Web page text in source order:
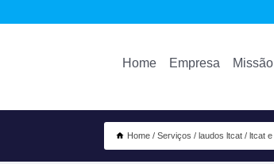
Home Empresa Missão
Home Serviços laudos ltcat ltcat